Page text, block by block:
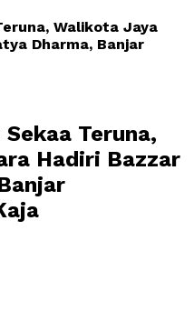
Walikota Jaya
Dharma, Banjar
Teruna,
Hadiri Bazzar